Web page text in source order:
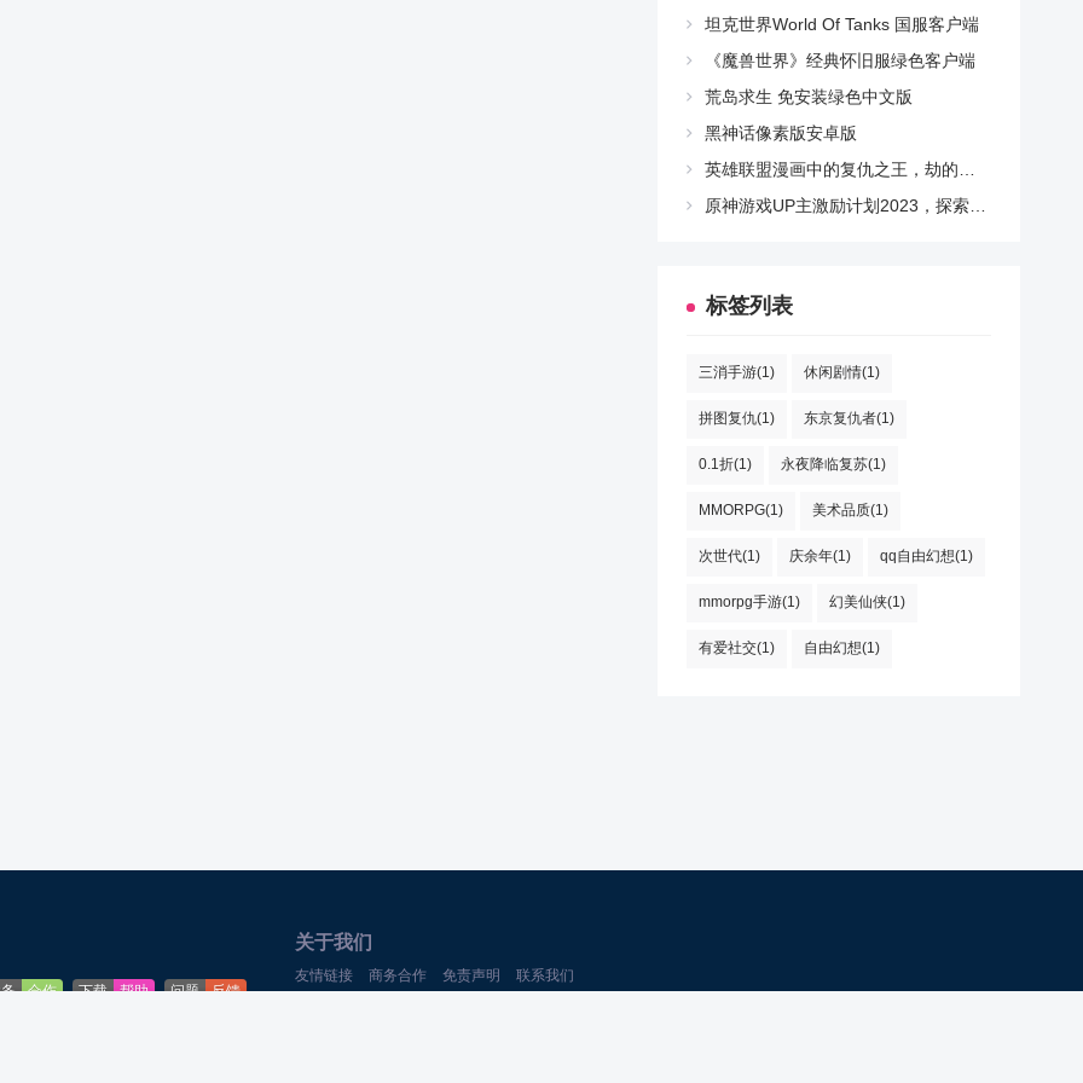
坦克世界World Of Tanks 国服客户端
《魔兽世界》经典怀旧服绿色客户端
荒岛求生 免安装绿色中文版
黑神话像素版安卓版
英雄联盟漫画中的复仇之王，劫的壮丽篇章
原神游戏UP主激励计划2023，探索新世界与挑战自我
标签列表
三消手游(1) 休闲剧情(1)
拼图复仇(1) 东京复仇者(1)
0.1折(1) 永夜降临复苏(1)
MMORPG(1) 美术品质(1)
次世代(1) 庆余年(1) qq自由幻想(1)
mmorpg手游(1) 幻美仙侠(1)
有爱社交(1) 自由幻想(1)
合作 下载 帮助 问题
反馈
关于我们
友情链接 商务合作 免责声明
联系我们